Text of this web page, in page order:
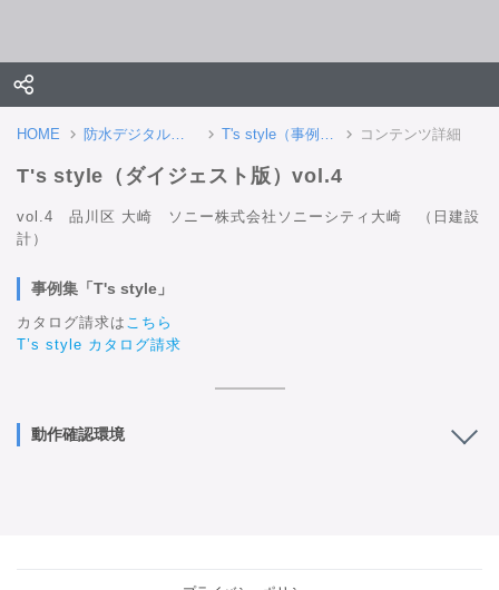
HOME 防水デジタルカタログ T's style（事例集） コンテンツ詳細
T's style（ダイジェスト版）vol.4
vol.4　品川区 大崎　ソニー株式会社ソニーシティ大崎　（日建設
計）
事例集「T's style」
カタログ請求は こちら
T’s style カタログ請求
動作確認環境